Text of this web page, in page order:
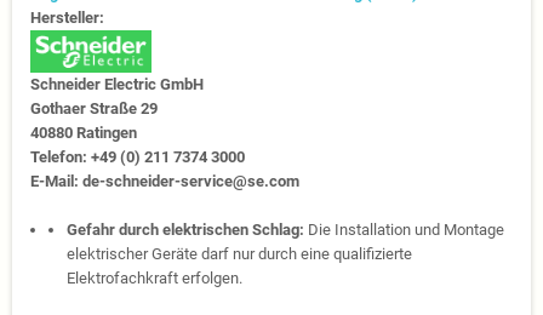
Hersteller:
Schneider Electric GmbH
Gothaer Straße 29
40880 Ratingen
Telefon: +49 (0) 211 7374 3000
E-Mail: de-schneider-service@se.com
Gefahr durch elektrischen Schlag: Die Installation und Montage
elektrischer Geräte darf nur durch eine qualifizierte
Elektrofachkraft erfolgen.